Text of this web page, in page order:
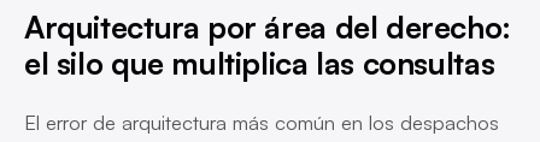
Arquitectura por área del derecho:
el silo que multiplica las consultas
El error de arquitectura más común en los despachos